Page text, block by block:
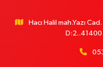
Hacı Halil mah.Yazı